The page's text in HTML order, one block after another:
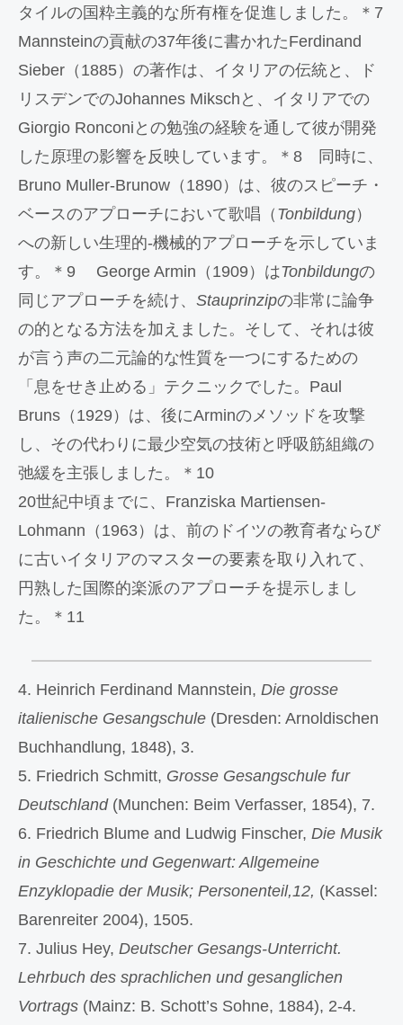
タイルの国粋主義的な所有権を促進しました。＊7
Mannsteinの貢献の37年後に書かれたFerdinand
Sieber（1885）の著作は、イタリアの伝統と、ド
リスデンでのJohannes Mikschと、イタリアでの
Giorgio Ronconiとの勉強の経験を通して彼が開発
した原理の影響を反映しています。＊8 同時に、
Bruno Muller-Brunow（1890）は、彼のスピーチ・
ベースのアプローチにおいて歌唱（ Tonbildung）
への新しい生理的‐機械的アプローチを示していま
す。＊9 George Armin（1909）はTonbildungの
同じアプローチを続け、 Stauprinzipの非常に論争
の的となる方法を加えました。そして、それは彼
が言う声の二元論的な性質を一つにするための
「息をせき止める」テクニックでした。Paul
Bruns（1929）は、後にArminのメソッドを攻撃
し、その代わりに最少空気の技術と呼吸筋組織の
弛緩を主張しました。＊10
20世紀中頃までに、Franziska Martiensen-
Lohmann（1963）は、前のドイツの教育者ならび
に古いイタリアのマスターの要素を取り入れて、
円熟した国際的楽派のアプローチを提示しまし
た。＊11
4. Heinrich Ferdinand Mannstein, Die grosse
italienische Gesangschule (Dresden: Arnoldischen
Buchhandlung, 1848), 3.
5. Friedrich Schmitt, Grosse Gesangschule fur
Deutschland(Munchen: Beim Verfasser, 1854), 7.
6. Friedrich Blume and Ludwig Finscher, Die Musik
in Geschichte und Gegenwart: Allgemeine
Enzyklopadie der Musik; Personenteil,12, (Kassel:
Barenreiter 2004), 1505.
7. Julius Hey, Deutscher Gesangs-Unterricht.
Lehrbuch des sprachlichen und gesanglichen
Vortrags (Mainz: B. Schott’s Sohne, 1884), 2-4.